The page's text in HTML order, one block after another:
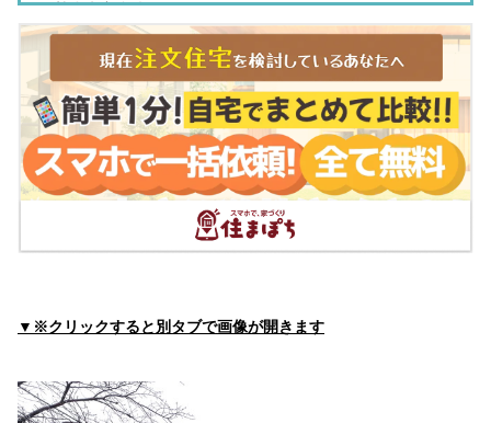
伊勢赤十字病院
住所:三重県伊勢市船江１丁目４７１番２ マップで見る
寺田クリニック
住所:三重県伊勢市小木町２６０−１ マップで見る
木村クリニック
住所:三重県伊勢市船江１丁目２−３８ マップで見る
山崎外科内科
三重県伊勢市楠部町乙７７ マップで見る
橋上医院
いせはまごうくらた内科
住所:三重県伊勢市黒瀬町６９０−２
▼※クリックすると別タブで画像が開きます